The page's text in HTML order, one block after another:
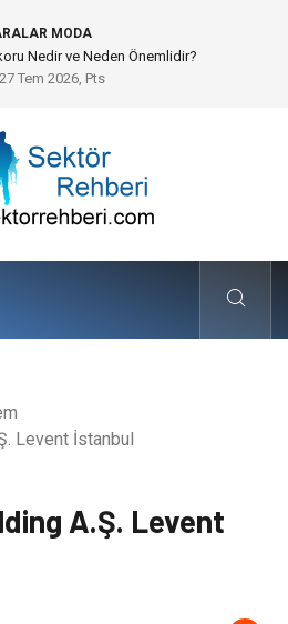
MODA
Planlama ve Operasyonel Güven
27 Tem 2026, Pts
Levent İstanbul
A.Ş. Levent